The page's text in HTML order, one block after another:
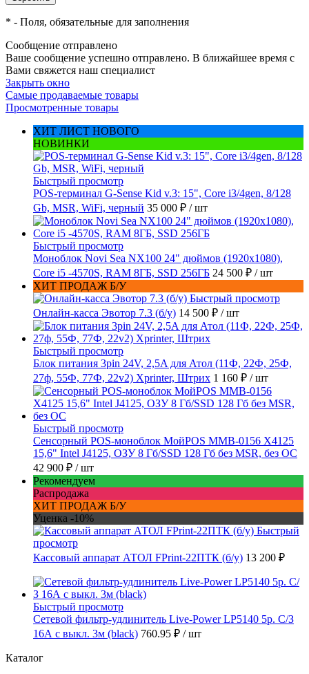
* - Поля, обязательные для заполнения
Сообщение отправлено
Ваше сообщение успешно отправлено. В ближайшее время с
Вами свяжется наш специалист
Закрыть окно
Самые продаваемые товары
Просмотренные товары
ХИТ ЛИСТ НОВОГО
НОВИНКИ
Быстрый просмотр
POS-терминал G-Sense Kid v.3: 15", Core i3/4gen, 8/128
Gb, MSR, WiFi, черный 35 000 ₽ / шт
Быстрый просмотр
Моноблок Novi Sea NX100 24" дюймов (1920x1080),
Core i5 -4570S, RAM 8ГБ, SSD 256ГБ 24 500 ₽ / шт
ХИТ ПРОДАЖ Б/У
Быстрый просмотр
Онлайн-касса Эвотор 7.3 (б/у) 14 500 ₽ / шт
Быстрый просмотр
Блок питания 3pin 24V, 2,5A для Атол (11Ф, 22Ф, 25Ф,
27ф, 55Ф, 77Ф, 22v2) Xprinter, Штрих 1 160 ₽ / шт
Быстрый просмотр
Сенсорный POS-моноблок МойPOS MMB-0156 X4125
15,6" Intel J4125, ОЗУ 8 Гб/SSD 128 Гб без MSR, без ОС
42 900 ₽ / шт
Рекомендуем
Распродажа
ХИТ ПРОДАЖ Б/У
Уценка -10%
Быстрый
просмотр
Кассовый аппарат АТОЛ FPrint-22ПТК (б/у) 13 200 ₽
Быстрый просмотр
Сетевой фильтр-удлинитель Live-Power LP5140 5р. С/З
16А с выкл. 3м (black) 760.95 ₽ / шт
Каталог